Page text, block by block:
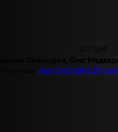
Максим Проскурня, Олег